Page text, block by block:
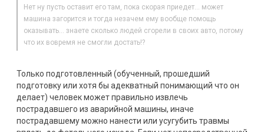
Нет ну пусть оставит его там, пока скорая приедет… может
машина загорится и тогда незачем ему вообще помощь
оказывать… знаете сколько людей сгорели в своих авто, потому
что их вовремя не смогли достать!?
Только подготовленный (обученный, прошедший
подготовку или хотя бы адекватный понимающий что он
делает) человек может правильно извлечь
пострадавшего из аварийной машины, иначе
пострадавшему можно нанести или усугубить травмы